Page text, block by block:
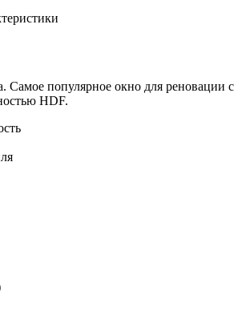
Самое популярное окно для реновации с
HDF.